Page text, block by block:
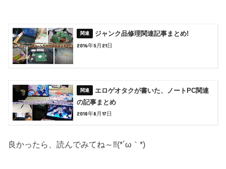
ジャンク品修理関連記事まとめ!
2016年5月21日
エロゲオタクが書いた、ノートPC関連
の記事まとめ
2018年8月17日
良かったら、読んでみてね～‼(*´ω｀*)